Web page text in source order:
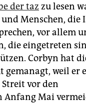
der taz zu lesen
Menschen, die
vor allem
die eingetreten
Corbyn hat
gemanagt, weil er
vor den
Anfang Mai